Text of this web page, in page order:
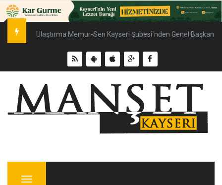
Ulaştırma Memur-Sen Kayseri Şubesi`nden Genel Başkan
Menu